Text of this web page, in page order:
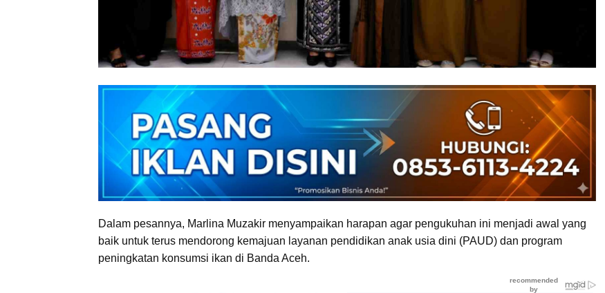
Dalam pesannya, Marlina Muzakir menyampaikan harapan agar pengukuhan ini menjadi awal yang
baik untuk terus mendorong kemajuan layanan pendidikan anak usia dini (PAUD) dan program
peningkatan konsumsi ikan di Banda Aceh.